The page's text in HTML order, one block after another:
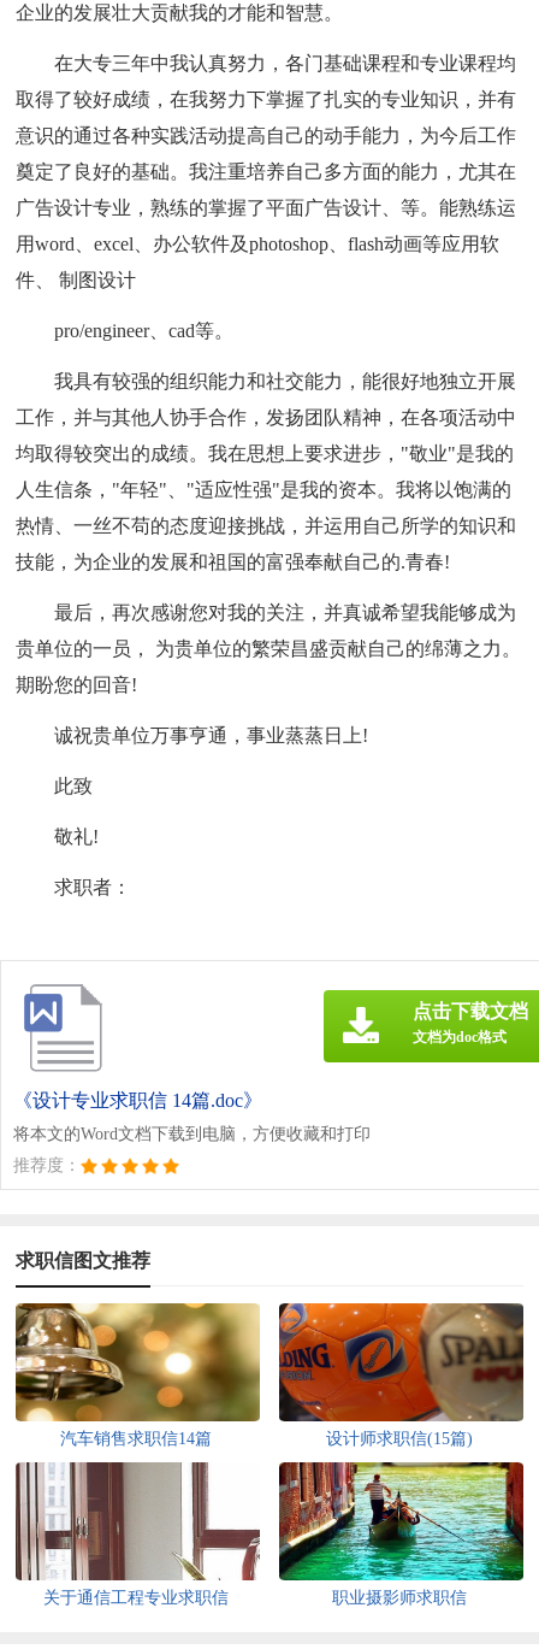
企业的发展壮大贡献我的才能和智慧。
在大专三年中我认真努力，各门基础课程和专业课程均
取得了较好成绩，在我努力下掌握了扎实的专业知识，并有
意识的通过各种实践活动提高自己的动手能力，为今后工作
奠定了良好的基础。我注重培养自己多方面的能力，尤其在
广告设计专业，熟练的掌握了平面广告设计、等。能熟练运
用word、excel、办公软件及photoshop、flash动画等应用软
件、 制图设计
pro/engineer、cad等。
我具有较强的组织能力和社交能力，能很好地独立开展
工作，并与其他人协手合作，发扬团队精神，在各项活动中
均取得较突出的成绩。我在思想上要求进步，"敬业"是我的
人生信条，"年轻"、"适应性强"是我的资本。我将以饱满的
热情、一丝不苟的态度迎接挑战，并运用自己所学的知识和
技能，为企业的发展和祖国的富强奉献自己的.青春!
最后，再次感谢您对我的关注，并真诚希望我能够成为
贵单位的一员， 为贵单位的繁荣昌盛贡献自己的绵薄之力。
期盼您的回音!
诚祝贵单位万事亨通，事业蒸蒸日上!
此致
敬礼!
求职者：
《设计专业求职信 14篇.doc》
将本文的Word文档下载到电脑，方便收藏和打印
推荐度：
点击下载文档
文档为doc格式
求职信图文推荐
汽车销售求职信14篇 设计师求职信(15篇)
关于通信工程专业求职信 职业摄影师求职信